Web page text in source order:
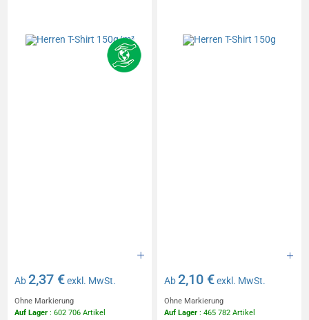
Ab2,37 €exkl. MwSt.
Ohne Markierung
Auf Lager : 602 706 Artikel
Ab2,10 €exkl. MwSt.
Ohne Markierung
Auf Lager : 465 782 Artikel